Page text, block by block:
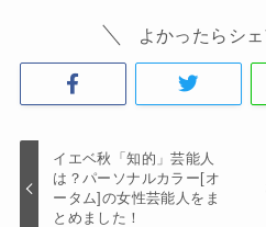
よかったらシェ
イエベ秋「知的」芸能人
は？パーソナルカラー[オ
ータム]の女性芸能人をま
とめました！